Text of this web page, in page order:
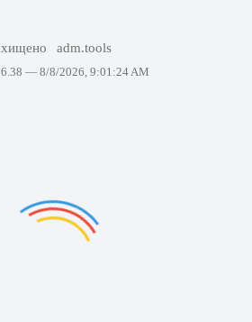
adm.tools
— 8/8/2026, 9:01:24 AM